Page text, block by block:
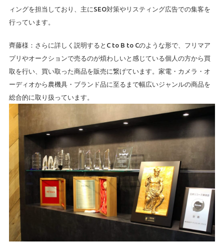
ィングを担当しており、主にSEO対策やリスティング広告での集客を
行っています。
齊藤様：さらに詳しく説明するとC to B to Cのような形で、フリマア
プリやオークションで売るのが煩わしいと感じている個人の方から買
取を行い、買い取った商品を販売に繋げています。家電・カメラ・オ
ーディオから農機具・ブランド品に至るまで幅広いジャンルの商品を
総合的に取り扱っています。